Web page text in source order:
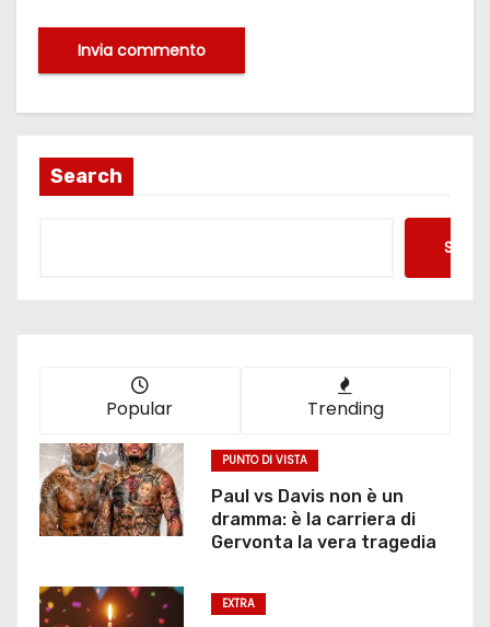
Search
Popular Trending
PUNTO DI VISTA
Paul vs Davis non è un
dramma: è la carriera di
Gervonta la vera tragedia
EXTRA